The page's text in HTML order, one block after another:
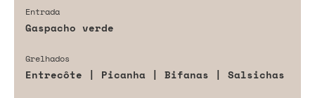
Entrada
Gaspacho verde
Grelhados
Entrecôte | Picanha | Bifanas | Salsichas